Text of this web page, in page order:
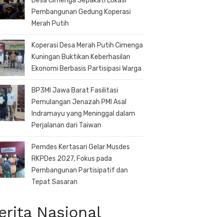
Pembangunan Gedung Koperasi
Merah Putih
Koperasi Desa Merah Putih Cimenga
Kuningan Buktikan Keberhasilan
Ekonomi Berbasis Partisipasi Warga
BP3MI Jawa Barat Fasilitasi
Pemulangan Jenazah PMI Asal
Indramayu yang Meninggal dalam
Perjalanan dari Taiwan
Pemdes Kertasari Gelar Musdes
RKPDes 2027, Fokus pada
Pembangunan Partisipatif dan
Tepat Sasaran
Nasional